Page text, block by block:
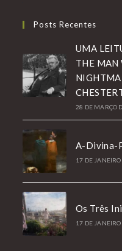
Posts Recentes
UMA
THE MAN
28 DE MARÇO
A-Divina-
17 DE
Os Três
17 DE